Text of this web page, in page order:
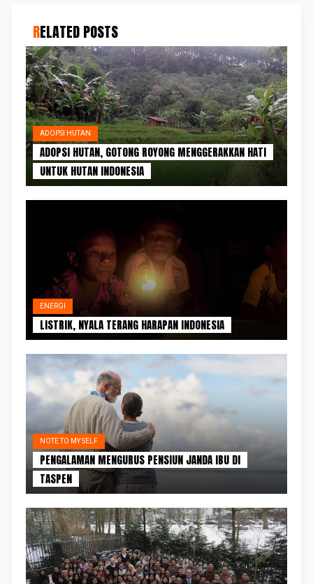
RELATED POSTS
ADOPSI HUTAN
ADOPSI HUTAN, GOTONG ROYONG MENGGERAKKAN HATI
UNTUK HUTAN INDONESIA
ENERGI
LISTRIK, NYALA TERANG HARAPAN INDONESIA
NOTE TO MY SELF
PENGALAMAN MENGURUS PENSIUN JANDA IBU DI
TASPEN